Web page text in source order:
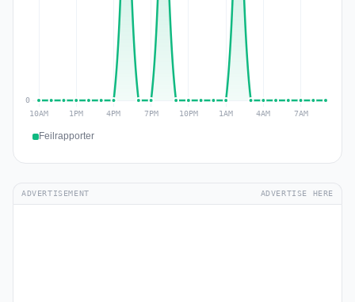
Feilrapporter
ADVERTISEMENT ADVERTISE HERE